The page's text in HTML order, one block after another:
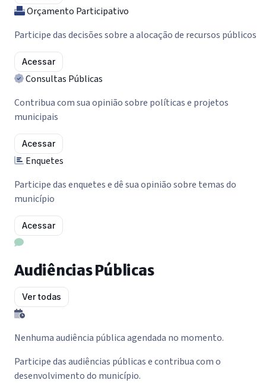
Orçamento Participativo
Participe das decisões sobre a alocação de recursos públicos
Acessar
Consultas Públicas
Contribua com sua opinião sobre políticas e projetos
municipais
Acessar
Enquetes
Participe das enquetes e dê sua opinião sobre temas do
município
Acessar
Audiências Públicas
Ver todas
Nenhuma audiência pública agendada no momento.
Participe das audiências públicas e contribua com o
desenvolvimento do município.